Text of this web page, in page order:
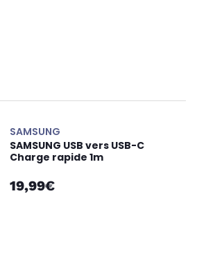
SAMSUNG
SAMSUNG USB vers USB-C
Charge rapide 1m
19,99€